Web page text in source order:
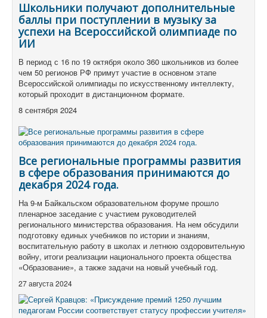
Школьники получают дополнительные
баллы при поступлении в музыку за
успехи на Всероссийской олимпиаде по
ИИ
В период с 16 по 19 октября около 360 школьников из более
чем 50 регионов РФ примут участие в основном этапе
Всероссийской олимпиады по искусственному интеллекту,
который проходит в дистанционном формате.
8 сентября 2024
Все региональные программы развития
в сфере образования принимаются до
декабря 2024 года.
На 9-м Байкальском образовательном форуме прошло
пленарное заседание с участием руководителей
регионального министерства образования. На нем обсудили
подготовку единых учебников по истории и знаниям,
воспитательную работу в школах и летнюю оздоровительную
войну, итоги реализации национального проекта общества
«Образование», а также задачи на новый учебный год.
27 августа 2024